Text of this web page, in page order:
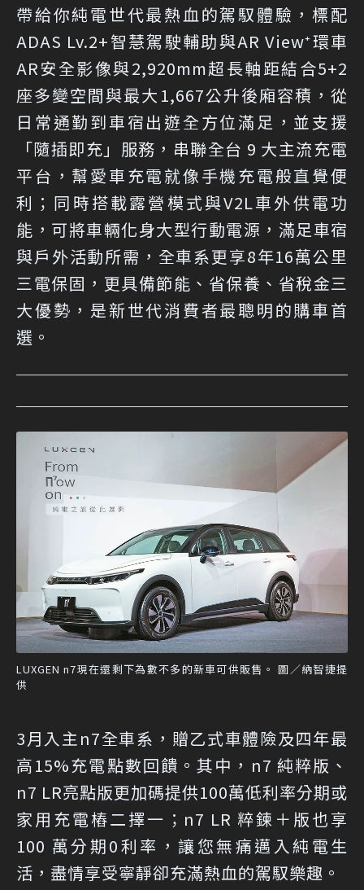
帶給你純電世代最熱血的駕馭體驗，標配
ADAS Lv.2+智慧駕駛輔助與AR View⁺環車
AR安全影像與2,920mm超長軸距結合5+2
座多變空間與最大1,667公升後廂容積，從
日常通勤到車宿出遊全方位滿足，並支援
「隨插即充」服務，串聯全台 9 大主流充電
平台，幫愛車充電就像手機充電般直覺便
利；同時搭載露營模式與V2L車外供電功
能，可將車輛化身大型行動電源，滿足車宿
與戶外活動所需，全車系更享8年16萬公里
三電保固，更具備節能、省保養、省稅金三
大優勢，是新世代消費者最聰明的購車首
選。
LUXGEN n7現在還剩下為數不多的新車可供販售。 圖／納智捷提
供
3月入主n7全車系，贈乙式車體險及四年最
高15%充電點數回饋。其中，n7 純粹版、
n7 LR亮點版更加碼提供100萬低利率分期或
家用充電樁二擇一；n7 LR 粹鍊＋版也享
100 萬分期0利率，讓您無痛邁入純電生
活，盡情享受寧靜卻充滿熱血的駕馭樂趣。